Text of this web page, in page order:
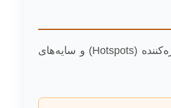
بزرگترین دشمن عکاسی جواهرات، نور مستقیم و خشن (مانند فلاش مستقیم دوربین) است. نور مستقیم باعث ایجاد نقاط سفید خیره‌کننده (Hotspots) و سایه‌های